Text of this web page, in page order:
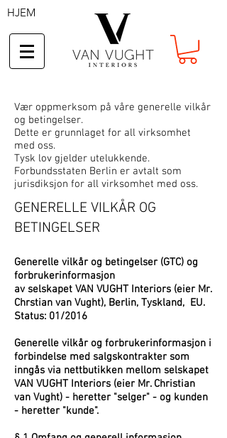
HJEM
Vær oppmerksom på våre generelle vilkår
og betingelser.
Dette er grunnlaget for all virksomhet
med oss.
Tysk lov gjelder utelukkende.
Forbundsstaten Berlin er avtalt som
jurisdiksjon for all virksomhet med oss.
GENERELLE VILKÅR OG
BETINGELSER
Generelle vilkår og betingelser (GTC) og
forbrukerinformasjon
av selskapet VAN VUGHT Interiors (eier Mr.
Chrstian van Vught), Berlin, Tyskland, EU.
Status: 01/2016
Generelle vilkår og forbrukerinformasjon i
forbindelse med salgskontrakter som
inngås via nettbutikken mellom selskapet
VAN VUGHT Interiors (eier Mr. Christian
van Vught) - heretter "selger" - og kunden
- heretter "kunde".